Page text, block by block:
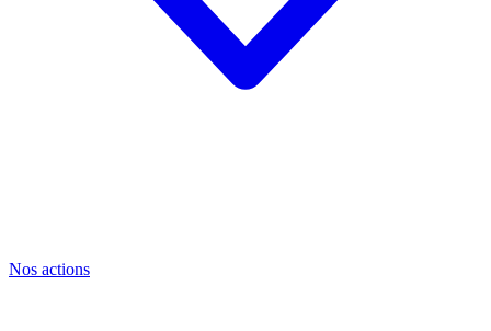
Nos actions